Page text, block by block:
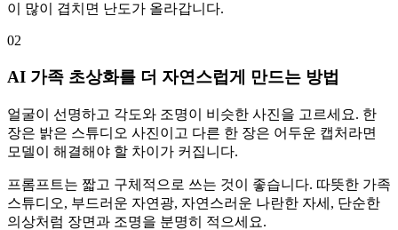
이 많이 겹치면 난도가 올라갑니다.
02
AI 가족 초상화를 더 자연스럽게 만드는 방법
얼굴이 선명하고 각도와 조명이 비슷한 사진을 고르세요. 한
장은 밝은 스튜디오 사진이고 다른 한 장은 어두운 캡처라면
모델이 해결해야 할 차이가 커집니다.
프롬프트는 짧고 구체적으로 쓰는 것이 좋습니다. 따뜻한 가족
스튜디오, 부드러운 자연광, 자연스러운 나란한 자세, 단순한
의상처럼 장면과 조명을 분명히 적으세요.